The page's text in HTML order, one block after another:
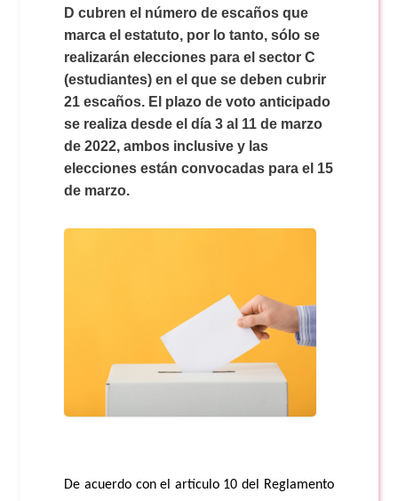
D cubren el número de escaños que
marca el estatuto, por lo tanto, sólo se
realizarán elecciones para el sector C
(estudiantes) en el que se deben cubrir
21 escaños. El plazo de voto anticipado
se realiza desde el día 3 al 11 de marzo
de 2022, ambos inclusive y las
elecciones están convocadas para el 15
de marzo.
De acuerdo con el artículo 10 del Reglamento